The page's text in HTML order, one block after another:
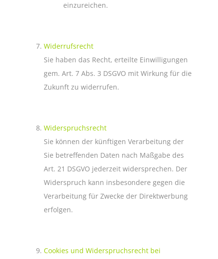
einzureichen.
Widerrufsrecht
Sie haben das Recht, erteilte Einwilligungen
gem. Art. 7 Abs. 3 DSGVO mit Wirkung für die
Zukunft zu widerrufen.
Widerspruchsrecht
Sie können der künftigen Verarbeitung der
Sie betreffenden Daten nach Maßgabe des
Art. 21 DSGVO jederzeit widersprechen. Der
Widerspruch kann insbesondere gegen die
Verarbeitung für Zwecke der Direktwerbung
erfolgen.
Cookies und Widerspruchsrecht bei